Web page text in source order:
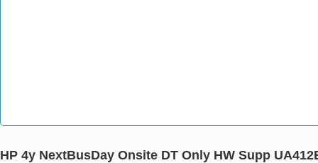
HP 4y NextBusDay Onsite DT Only HW Supp